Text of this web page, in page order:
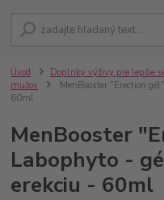
Úvod Doplnky výživy pre lepšie
mužov
MenBooster "Erection
60ml
MenBooster
Labophyto -
erekciu - 60ml